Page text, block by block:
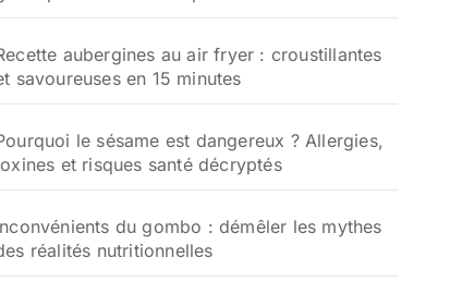
aubergines au air fryer : croustillantes
savoureuses en 15 minutes
le sésame est dangereux ? Allergies,
et risques santé décryptés
du gombo : démêler les mythes
réalités nutritionnelles